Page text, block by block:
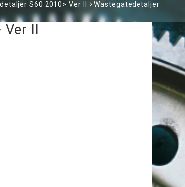
S60 2010> Ver II
Wastegatedetaljer
Ver II